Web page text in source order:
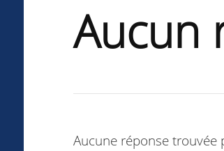
Aucun
Aucune réponse trouvée